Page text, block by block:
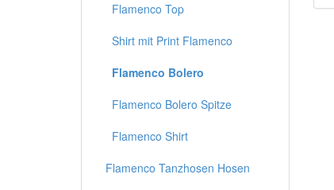
Flamenco Top
Shirt mit Print Flamenco
Flamenco Bolero
Flamenco Bolero Spitze
Flamenco Shirt
Flamenco Tanzhosen Hosen